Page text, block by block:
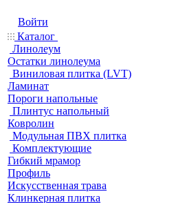
Войти
Каталог
Линолеум
Остатки линолеума
Виниловая плитка (LVT)
Ламинат
Пороги напольные
Плинтус напольный
Ковролин
Модульная ПВХ плитка
Комплектующие
Гибкий мрамор
Профиль
Искусственная трава
Клинкерная плитка